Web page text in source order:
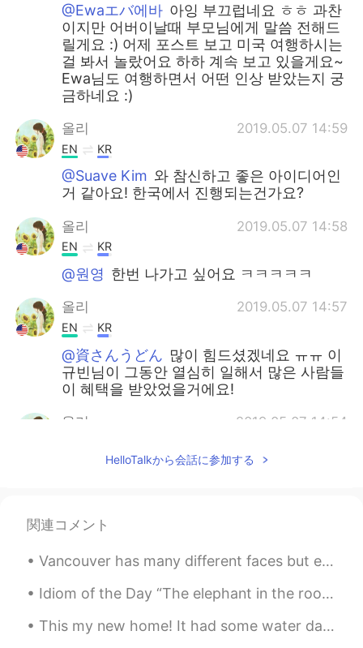
@Ewaエバ에바 아잉 부끄럽네요 ㅎㅎ 과찬
이지만 어버이날때 부모님에게 말씀 전해드
릴게요 :) 어제 포스트 보고 미국 여행하시는
걸 봐서 놀랐어요 하하 계속 보고 있을게요~
Ewa님도 여행하면서 어떤 인상 받았는지 궁
금하네요 :)
올리 2019.05.07 14:59
EN KR
@Suave Kim 와 참신하고 좋은 아이디어인
거 같아요! 한국에서 진행되는건가요?
올리 2019.05.07 14:58
EN KR
@원영 한번 나가고 싶어요 ㅋㅋㅋㅋㅋ
올리 2019.05.07 14:57
EN KR
@資さんうどん 많이 힘드셨겠네요 ㅠㅠ 이
규빈님이 그동안 열심히 일해서 많은 사람들
이 혜택을 받았었을거에요!
올리 2019.05.07 14:54
@Jack 오 저도 그 책 한번 봐야겠네요 ㅎㅎ
올리
@beginner @졍이 @Ben Kim @상훈 サン
フン @Jung
공감해주셔서 감사합니다 😊
Ewaエバ에바 2019.05.06 23:40
HelloTalkから会話に参加する
関連コメント
Vancouver has many different faces but even the grey cloudy and gloomy days bring along interesti...
Idiom of the Day “The elephant in the room” “The elephant in the room” is a blatantly obvious t...
This my new home! It had some water damage to the inside, but I'm currently fixing it. It might t...